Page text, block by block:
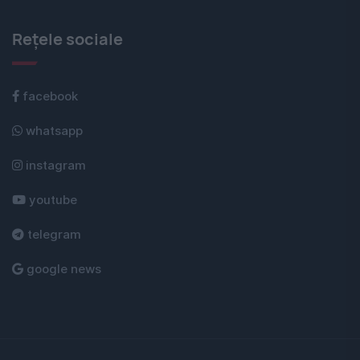
Rețele sociale
facebook
whatsapp
instagram
youtube
telegram
google news